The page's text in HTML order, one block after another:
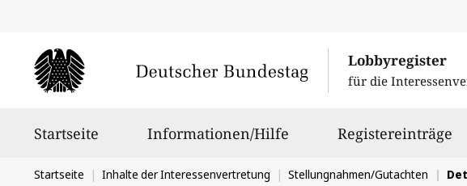
Lobbyregister
für die
Startseite Informationen/Hilfe Registereinträge
Sie
Startseite Inhalte der Interessenvertretung Stellungnahmen/Gutachten